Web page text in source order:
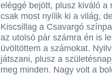
eléggé bejött, plusz kiváló a
csak most nyílik ki a világ,
Kiscsillag a Csavargó
az utolsó pár számra én is
üvöltöttem a számokat.
játszani, plusz a
meg minden. Nagy volt a